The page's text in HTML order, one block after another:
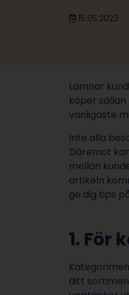
15.05.2023
Lämnar
köper
vanligaste
Inte alla
Däremot
mellan
artikeln
ge dig tips
1.
ditt